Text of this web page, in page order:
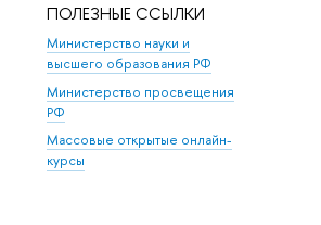
ПОЛЕЗНЫЕ ССЫЛКИ
Министерство науки и
высшего образования РФ
Министерство просвещения
РФ
Массовые открытые онлайн-
курсы